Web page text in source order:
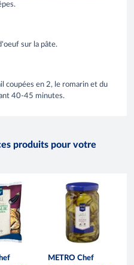
sur la pâte.
coupées en 2, le romarin et du
40-45 minutes.
produits pour votre
METRO Chef